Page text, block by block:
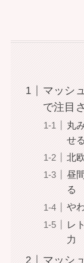
マッシ
で注目
丸
せる
北
昼
る
や
レ
力
マッシ